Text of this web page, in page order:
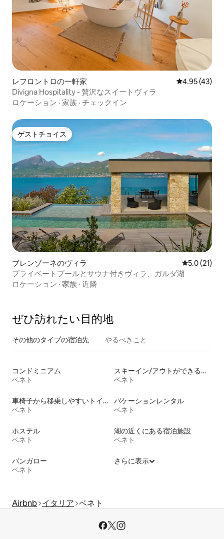
レフロントロの一軒家 レビュー43
4.95 (43)
Divigna Hospitality - 贅沢なスイートヴィラ
ロケーション · 家族 · チェックイン
ゲストチョイス
ゲストチョイス
ブレンゾーネのヴィラ レビュー21
5.0 (21)
プライベートプールとサウナ付きヴィラ、ガルダ湖
ロケーション · 家族 · 近隣
ぜひ訪⁠れ⁠た⁠い目⁠的⁠地
その他のタ⁠イ⁠プ⁠の宿⁠泊⁠先 やるべきこと
コンドミニアム
ベネト
スキーイン/アウトができる宿泊先
ベネト
車椅子から移乗しやすいトイレ付きの宿泊施設
ベネト
バケーションレンタル
ベネト
ホステル
ベネト
湖の近くにある宿泊施設
ベネト
バンガロー
ベネト
さらに表示
Airbnb イタリア ベネト